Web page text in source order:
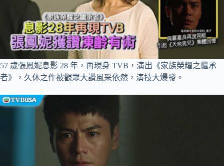
57 歲張鳳妮息影 28 年，再現身 TVB，演出《家族榮耀之繼承
者》，久休之作被觀眾大讚風采依然，演技大爆發。